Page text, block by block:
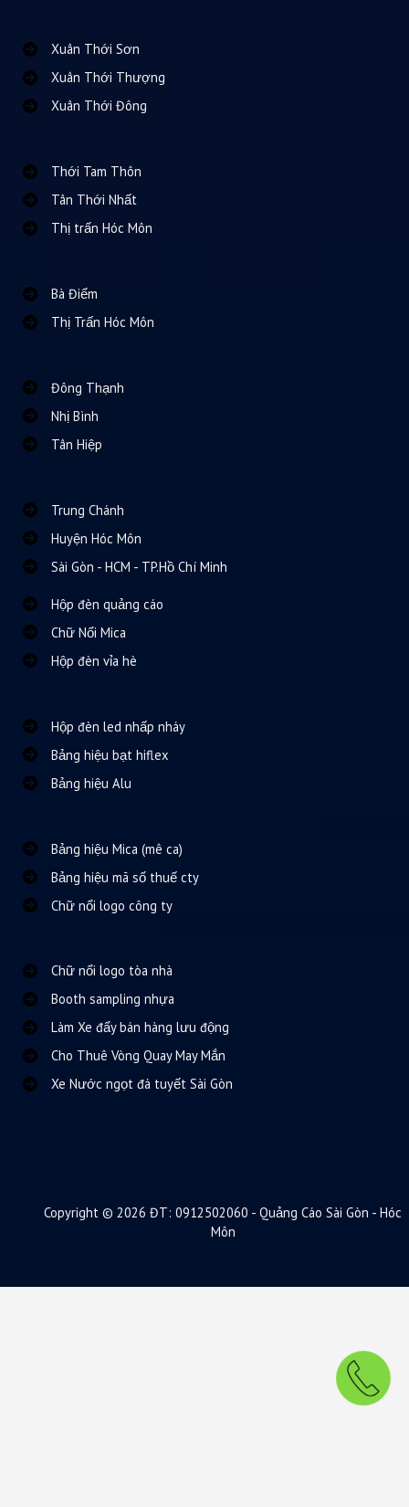
Xuân Thới Sơn
Xuân Thới Thượng
Xuân Thới Đông
Thới Tam Thôn
Tân Thới Nhất
Thị trấn Hóc Môn
Bà Điểm
Thị Trấn Hóc Môn
Đông Thạnh
Nhị Bình
Tân Hiệp
Trung Chánh
Huyện Hóc Môn
Sài Gòn - HCM - TP.Hồ Chí Minh
Hộp đèn quảng cáo
Chữ Nổi Mica
Hộp đèn vỉa hè
Hộp đèn led nhấp nháy
Bảng hiệu bạt hiflex
Bảng hiệu Alu
Bảng hiệu Mica (mê ca)
Bảng hiệu mã số thuế cty
Chữ nổi logo công ty
Chữ nổi logo tòa nhà
Booth sampling nhựa
Làm Xe đẩy bán hàng lưu động
Cho Thuê Vòng Quay May Mắn
Xe Nước ngọt đá tuyết Sài Gòn
Copyright © 2026 ĐT: 0912502060 - Quảng Cáo Sài Gòn - Hóc
Môn